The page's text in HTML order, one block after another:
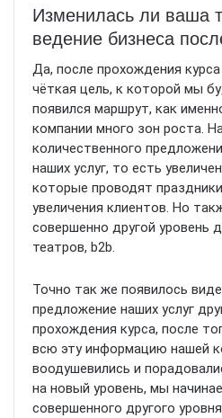
Изменилась ли ваша
ведение бизнеса
Да, после прохождения
чёткая цель, к которой мы
появился маршрут, как
компании много зон роста.
количественного
наших услуг, то есть
которые проводят
увеличения клиентов. Но
совершенно другой уровень
театров, b2b.
Точно так же появилось
предложение наших услуг
прохождения курса, после
всю эту информацию нашей
воодушевились и
на новый уровень, мы
совершенного другого